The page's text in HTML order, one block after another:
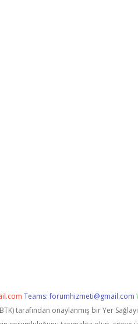
Teams:forumhizmeti@gmail.com
tarafından onaylanmış bir Yer